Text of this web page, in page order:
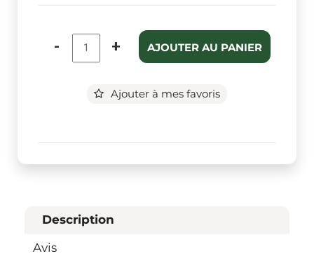
- + AJOUTER AU PANIER
Ajouter à mes favoris
Description
Avis